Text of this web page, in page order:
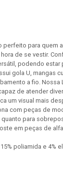
perfeito para quem
de se vestir.
podendo estar
gola U, mangas
a fio. Nossa
de atender
um visual mais
com peças de
para
em peças de
poliamida e 4%